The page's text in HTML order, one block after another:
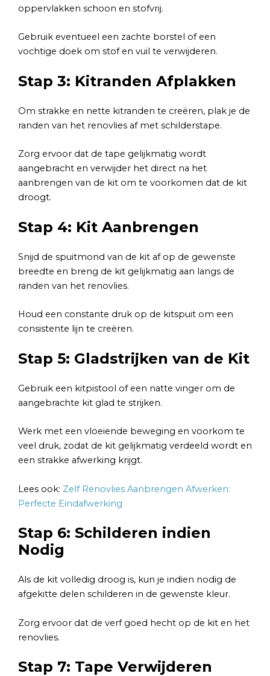
oppervlakken schoon en stofvrij.
Gebruik eventueel een zachte borstel of een
vochtige doek om stof en vuil te verwijderen.
Stap 3: Kitranden Afplakken
Om strakke en nette kitranden te creëren, plak je de
randen van het renovlies af met schilderstape.
Zorg ervoor dat de tape gelijkmatig wordt
aangebracht en verwijder het direct na het
aanbrengen van de kit om te voorkomen dat de kit
droogt.
Stap 4: Kit Aanbrengen
Snijd de spuitmond van de kit af op de gewenste
breedte en breng de kit gelijkmatig aan langs de
randen van het renovlies.
Houd een constante druk op de kitspuit om een
consistente lijn te creëren.
Stap 5: Gladstrijken van de Kit
Gebruik een kitpistool of een natte vinger om de
aangebrachte kit glad te strijken.
Werk met een vloeiende beweging en voorkom te
veel druk, zodat de kit gelijkmatig verdeeld wordt en
een strakke afwerking krijgt.
Lees ook: Zelf Renovlies Aanbrengen Afwerken:
Perfecte Eindafwerking
Stap 6: Schilderen indien
Nodig
Als de kit volledig droog is, kun je indien nodig de
afgekitte delen schilderen in de gewenste kleur.
Zorg ervoor dat de verf goed hecht op de kit en het
renovlies.
Stap 7: Tape Verwijderen